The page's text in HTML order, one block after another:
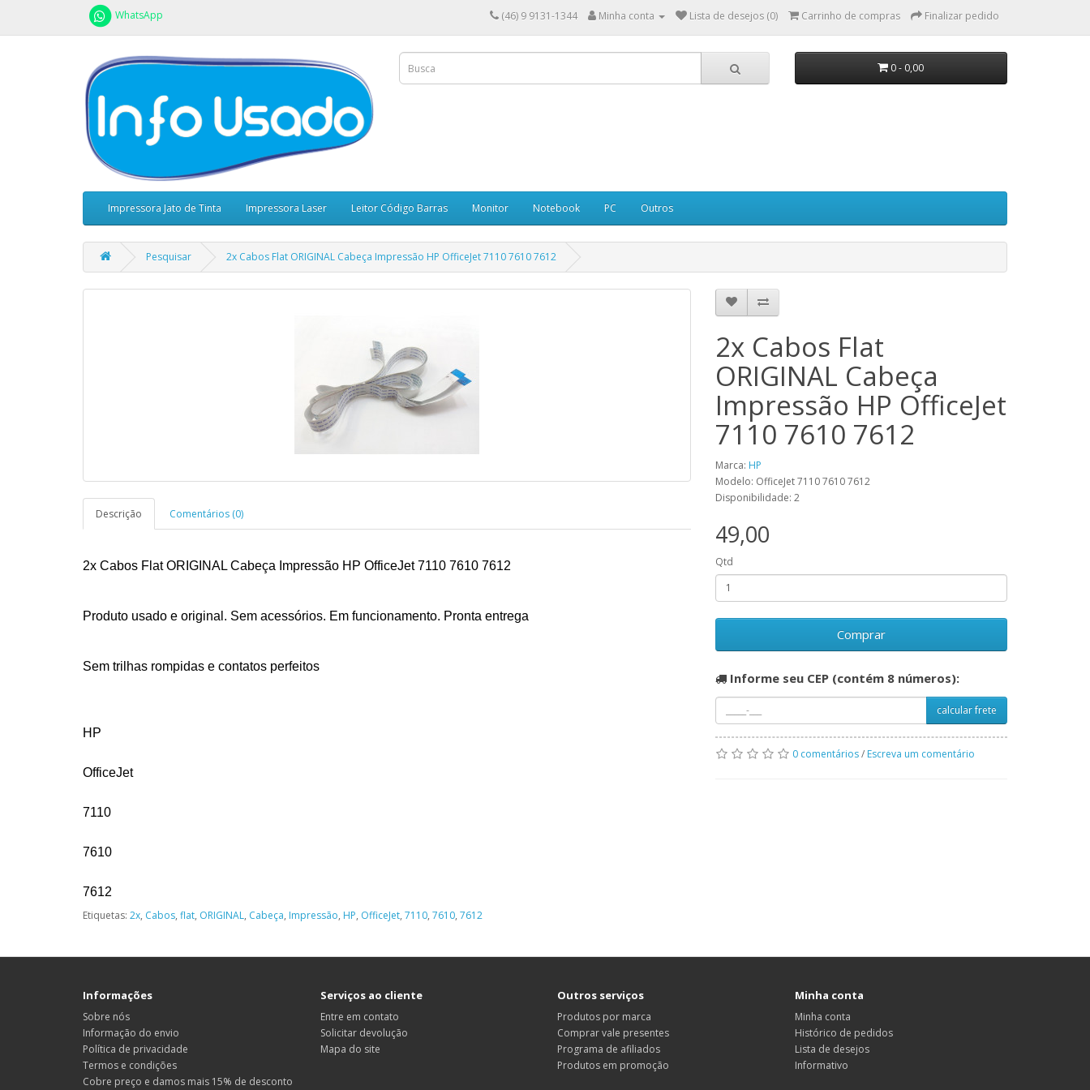
WhatsApp (46) 9 9131-1344 Minha conta Lista de desejos (0) Carrinho de compras Finalizar pedido
0 - 0,00
Impressora Jato de Tinta Impressora Laser Leitor Código Barras Monitor Notebook PC Outros
Pesquisar 2x Cabos Flat ORIGINAL Cabeça Impressão HP OfficeJet 7110 7610 7612
Descrição Comentários (0)
2x Cabos Flat ORIGINAL Cabeça Impressão HP OfficeJet 7110 7610 7612
Produto usado e original. Sem acessórios. Em funcionamento. Pronta entrega
Sem trilhas rompidas e contatos perfeitos
HP
OfficeJet
7110
7610
7612
2x Cabos Flat
ORIGINAL Cabeça
Impressão HP OfficeJet
7110 7610 7612
Marca: HP
Modelo: OfficeJet 7110 7610 7612
Disponibilidade: 2
49,00
Qtd
Comprar
Informe seu CEP (contém 8 números):
calcular frete
0 comentários/ Escreva um comentário
Etiquetas: 2x, Cabos, flat, ORIGINAL, Cabeça, Impressão, HP, OfficeJet, 7110, 7610, 7612
Informações
Sobre nós
Informação do envio
Política de privacidade
Termos e condições
Cobre preço e damos mais 15% de desconto
Serviços ao cliente
Entre em contato
Solicitar devolução
Mapa do site
Outros serviços
Produtos por marca
Comprar vale presentes
Programa de afiliados
Produtos em promoção
Minha conta
Minha conta
Histórico de pedidos
Lista de desejos
Informativo